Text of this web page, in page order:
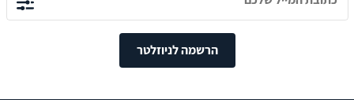
הרשמה לניוזלטר